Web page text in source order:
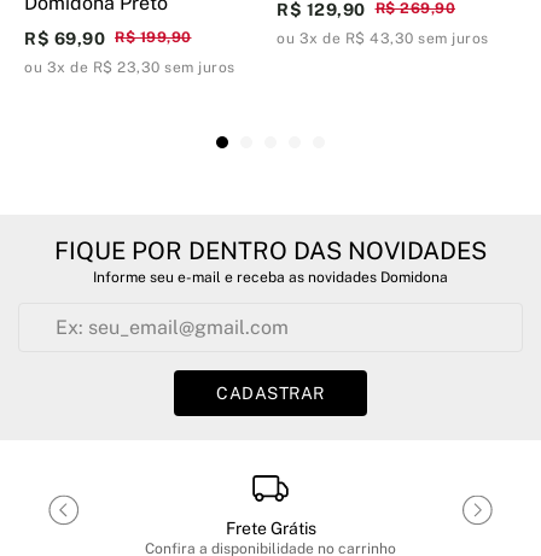
R$ 199,90
R$ 69,90
ou 3x de R$ 23,30 sem juros
R$ 269,90
R$ 129,90
ou 3x de R$ 43,30 sem juros
FIQUE POR DENTRO DAS NOVIDADES
Informe seu e-mail e receba as novidades Domidona
CADASTRAR
Frete Grátis
Confira a disponibilidade no carrinho